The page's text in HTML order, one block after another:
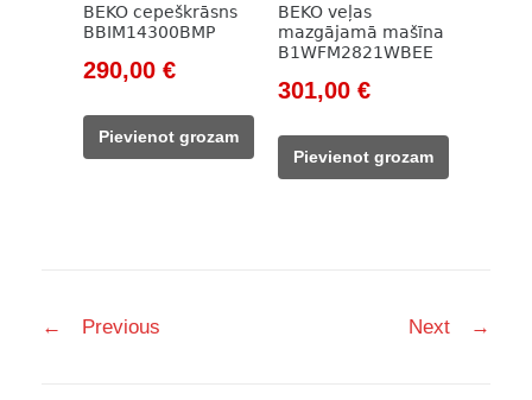
BEKO cepeškrāsns
BBIM14300BMP
Original
was:
785,00 €.
290,00 €Current
290,00 €.
Pievienot grozam
BEKO veļas
mazgājamā mašīna
B1WFM2821WBEE
Original
was:
785,00 €.
301,00 €Current
301,00 €.
Pievienot grozam
navigation
← Previous Next →